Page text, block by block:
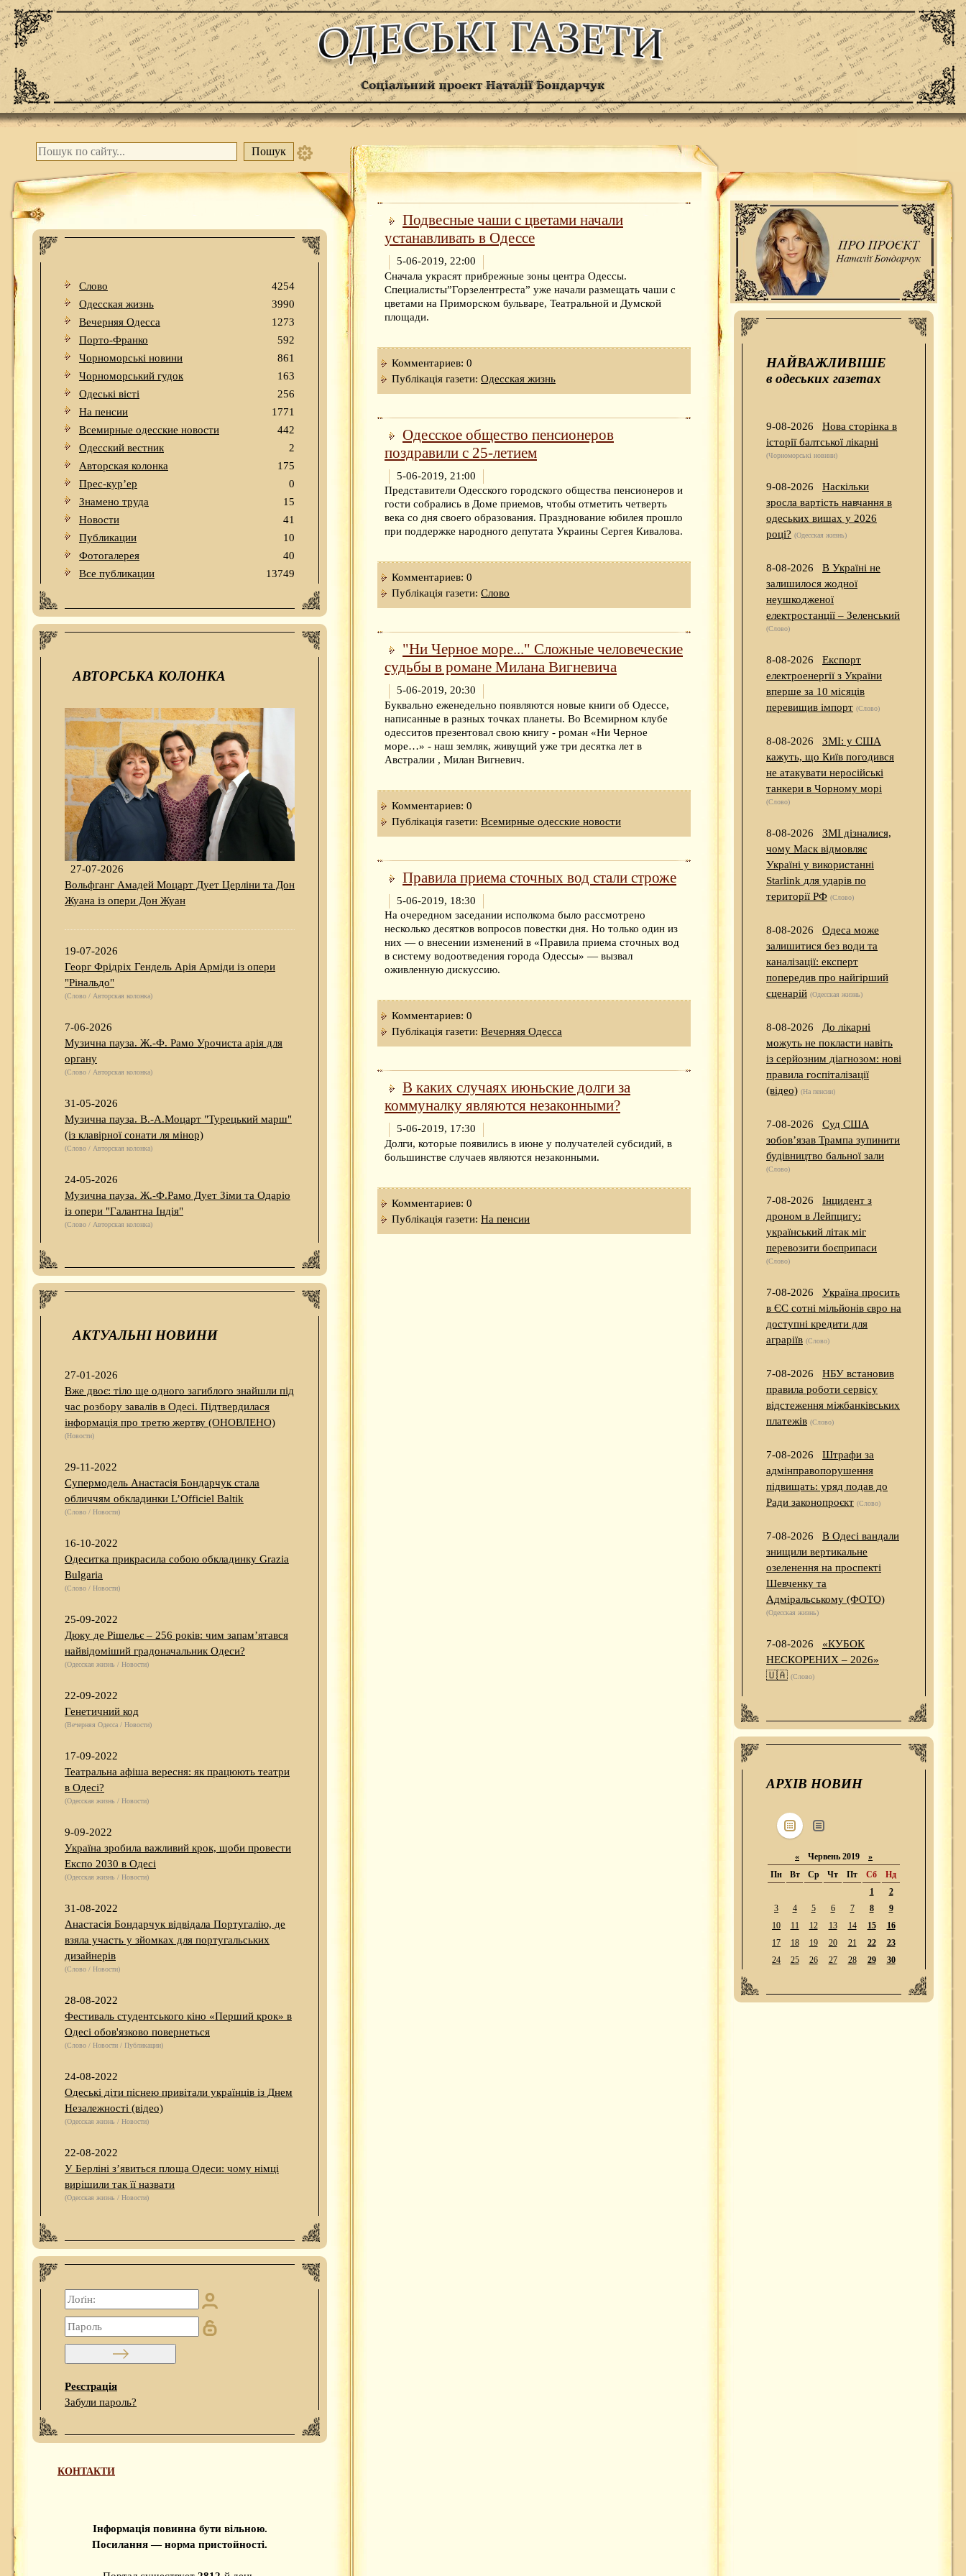
Слово
4254
Одесская жизнь
3990
Вечерняя Одесса
1273
Порто-Франко
592
Чорноморські новини
861
Чорноморський гудок
163
Одеськi вiстi
256
На пенсии
1771
Всемирные одесские новости
442
Одесский вестник
2
Авторская колонка
175
Прес-кур’ер
0
Знамено труда
15
Новости
41
Публикации
10
Фотогалерея
40
Все публикации
13749
АВТОРСЬКА КОЛОНКА
27-07-2026
Вольфганг Амадей Моцарт Дует Церліни та Дон
Жуана із опери Дон Жуан
19-07-2026
Георг Фрідріх Гендель Арія Арміди із опери
"Рінальдо"
(Слово / Авторская колонка)
7-06-2026
Музична пауза. Ж.-Ф. Рамо Урочиста арія для
органу
(Слово / Авторская колонка)
31-05-2026
Музична пауза. В.-А.Моцарт "Турецький марш"
(із клавірної сонати ля мінор)
(Слово / Авторская колонка)
24-05-2026
Музична пауза. Ж.-Ф.Рамо Дует Зіми та Одаріо
із опери "Галантна Індія"
(Слово / Авторская колонка)
АКТУАЛЬНІ НОВИНИ
27-01-2026
Вже двоє: тіло ще одного загиблого знайшли під
час розбору завалів в Одесі. Підтвердилася
інформація про третю жертву (ОНОВЛЕНО)
(Новости)
29-11-2022
Супермодель Анастасія Бондарчук стала
обличчям обкладинки L’Officiel Baltik
(Слово / Новости)
16-10-2022
Одеситка прикрасила собою обкладинку Grazia
Bulgaria
(Слово / Новости)
25-09-2022
Дюку де Рішельє – 256 років: чим запам’ятався
найвідоміший градоначальник Одеси?
(Одесская жизнь / Новости)
22-09-2022
Генетичний код
(Вечерняя Одесса / Новости)
17-09-2022
Театральна афіша вересня: як працюють театри
в Одесі?
(Одесская жизнь / Новости)
9-09-2022
Україна зробила важливий крок, щоби провести
Експо 2030 в Одесі
(Одесская жизнь / Новости)
31-08-2022
Анастасія Бондарчук відвідала Португалію, де
взяла участь у зйомках для португальських
дизайнерів
(Слово / Новости)
28-08-2022
Фестиваль студентського кіно «Перший крок» в
Одесі обов'язково повернеться
(Слово / Новости / Публикации)
24-08-2022
Одеські діти піснею привітали українців із Днем
Незалежності (відео)
(Одесская жизнь / Новости)
22-08-2022
У Берліні з’явиться площа Одеси: чому німці
вирішили так її назвати
(Одесская жизнь / Новости)
Реєстрація
Забули пароль?
КОНТАКТИ
Інформація повинна бути вільною.
Посилання — норма пристойності.
Подвесные чаши с цветами начали
устанавливать в Одессе
5-06-2019, 22:00
Сначала украсят прибрежные зоны центра Одессы.
Специалисты”Горзелентреста” уже начали размещать чаши с
цветами на Приморском бульваре, Театральной и Думской
площади.
Комментариев: 0
Публікація газети: Одесская жизнь
Одесское общество пенсионеров
поздравили с 25-летием
5-06-2019, 21:00
Представители Одесского городского общества пенсионеров и
гости собрались в Доме приемов, чтобы отметить четверть
века со дня своего образования. Празднование юбилея прошло
при поддержке народного депутата Украины Сергея Кивалова.
Комментариев: 0
Публікація газети: Слово
"Ни Черное море..." Сложные человеческие
судьбы в романе Милана Вигневича
5-06-2019, 20:30
Буквально еженедельно появляются новые книги об Одессе,
написанные в разных точках планеты. Во Всемирном клубе
одесситов презентовал свою книгу - роман «Ни Черное
море…» - наш земляк, живущий уже три десятка лет в
Австралии , Милан Вигневич.
Комментариев: 0
Публікація газети: Всемирные одесские новости
Правила приема сточных вод стали строже
5-06-2019, 18:30
На очередном заседании исполкома было рассмотрено
несколько десятков вопросов повестки дня. Но только один из
них — о внесении изменений в «Правила приема сточных вод
в систему водоотведения города Одессы» — вызвал
оживленную дискуссию.
Комментариев: 0
Публікація газети: Вечерняя Одесса
В каких случаях июньские долги за
коммуналку являются незаконными?
5-06-2019, 17:30
Долги, которые появились в июне у получателей субсидий, в
большинстве случаев являются незаконными.
Комментариев: 0
Публікація газети: На пенсии
НАЙВАЖЛИВІШЕ
в одеських газетах
9-08-2026
Нова сторінка в
історії балтської лікарні
(Чорноморські новини)
9-08-2026
Наскільки
зросла вартість навчання в
одеських вишах у 2026
році? (Одесская жизнь)
8-08-2026
В Україні не
залишилося жодної
неушкодженої
електростанції – Зеленський
(Слово)
8-08-2026
Експорт
електроенергії з України
вперше за 10 місяців
перевищив імпорт (Слово)
8-08-2026
ЗМІ: у США
кажуть, що Київ погодився
не атакувати неросійські
танкери в Чорному морі
(Слово)
8-08-2026
ЗМІ дізналися,
чому Маск відмовляє
Україні у використанні
Starlink для ударів по
території РФ (Слово)
8-08-2026
Одеса може
залишитися без води та
каналізації: експерт
попередив про найгірший
сценарій (Одесская жизнь)
8-08-2026
До лікарні
можуть не покласти навіть
із серйозним діагнозом: нові
правила госпіталізації
(відео) (На пенсии)
7-08-2026
Суд США
зобов’язав Трампа зупинити
будівництво бальної зали
(Слово)
7-08-2026
Інцидент з
дроном в Лейпцигу:
український літак міг
перевозити боєприпаси
(Слово)
7-08-2026
Україна просить
в ЄС сотні мільйонів євро на
доступні кредити для
аграріїв (Слово)
7-08-2026
НБУ встановив
правила роботи сервісу
відстеження міжбанківських
платежів (Слово)
7-08-2026
Штрафи за
адмінправопорушення
підвищать: уряд подав до
Ради законопроєкт (Слово)
7-08-2026
В Одесі вандали
знищили вертикальне
озеленення на проспекті
Шевченку та
Адміральському (ФОТО)
(Одесская жизнь)
7-08-2026
«КУБОК
НЕСКОРЕНИХ – 2026»
🇺🇦 (Слово)
АРХІВ НОВИН
« Червень 2019 »
Пн
Вт Ср Чт Пт Сб
Нд
1
2
3
4 5 6 7 8
9
10
11 12 13 14 15
16
17
18 19 20 21 22
23
24
25 26 27 28 29 30